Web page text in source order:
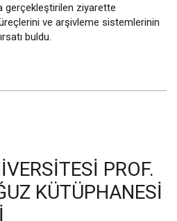
gerçekleştirilen ziyarette
ve arşivleme sistemlerinin
buldu.
PROF.
KÜTÜPHANESI